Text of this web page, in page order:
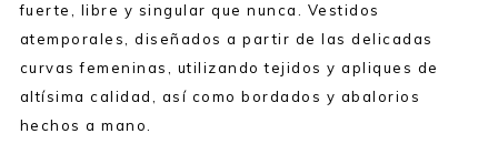
fuerte, libre y singular que nunca. Vestidos
atemporales, diseñados a partir de las delicadas
curvas femeninas, utilizando tejidos y apliques de
altísima calidad, así como bordados y abalorios
hechos a mano.